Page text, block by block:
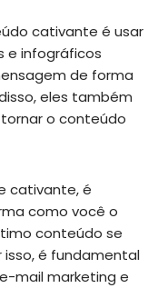
cativante é usar
e infográficos
de forma
eles também
o conteúdo
cativante, é
como você o
conteúdo se
isso, é fundamental
mail marketing e